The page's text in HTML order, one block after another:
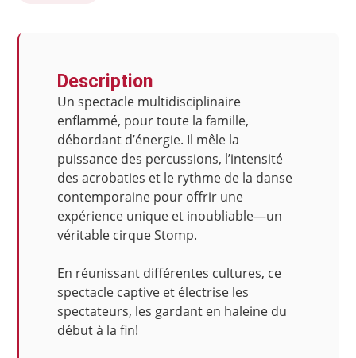
Description
Un spectacle multidisciplinaire
enflammé, pour toute la famille,
débordant d’énergie. Il mêle la
puissance des percussions, l’intensité
des acrobaties et le rythme de la danse
contemporaine pour offrir une
expérience unique et inoubliable—un
véritable cirque Stomp.
En réunissant différentes cultures, ce
spectacle captive et électrise les
spectateurs, les gardant en haleine du
début à la fin!